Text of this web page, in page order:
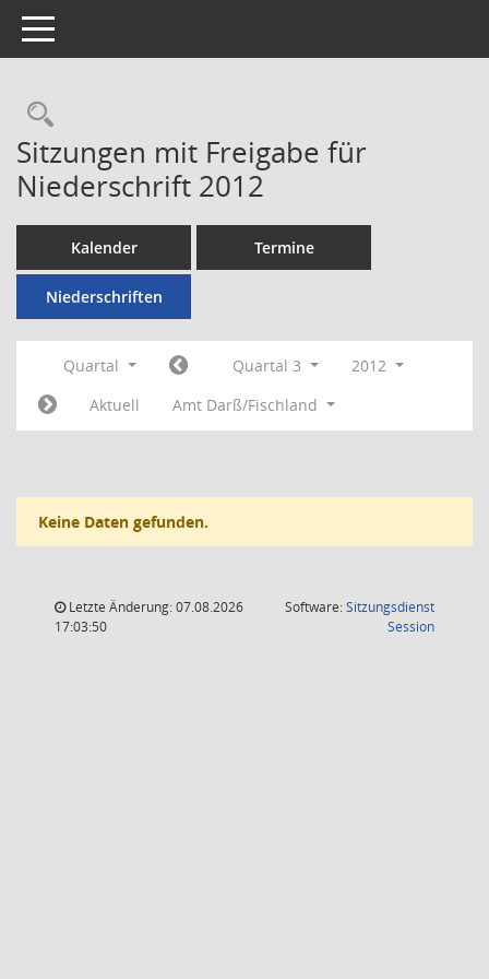
Toggle navigation
Rechercheauswahl
Sitzungen mit Freigabe für
Niederschrift 2012
Kalender Termine
Niederschriften
Quartal Quartal 3
2012
Aktuell
Amt Darß/Fischland
Keine Daten gefunden.
Letzte Änderung: 07.08.2026
17:03:50
Software:Sitzungsdienst
Session(Wird in